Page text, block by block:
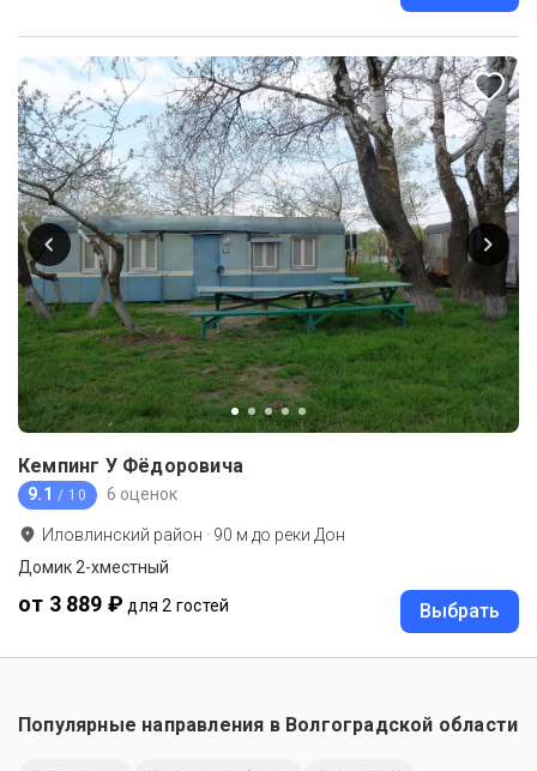
Кемпинг У Фёдоровича
9.1 / 10 6 оценок
Иловлинский район · 90 м до реки Дон
Домик 2-хместный
от 3 889 ₽ для 2 гостей Выбрать
Популярные направления в Волгоградской области